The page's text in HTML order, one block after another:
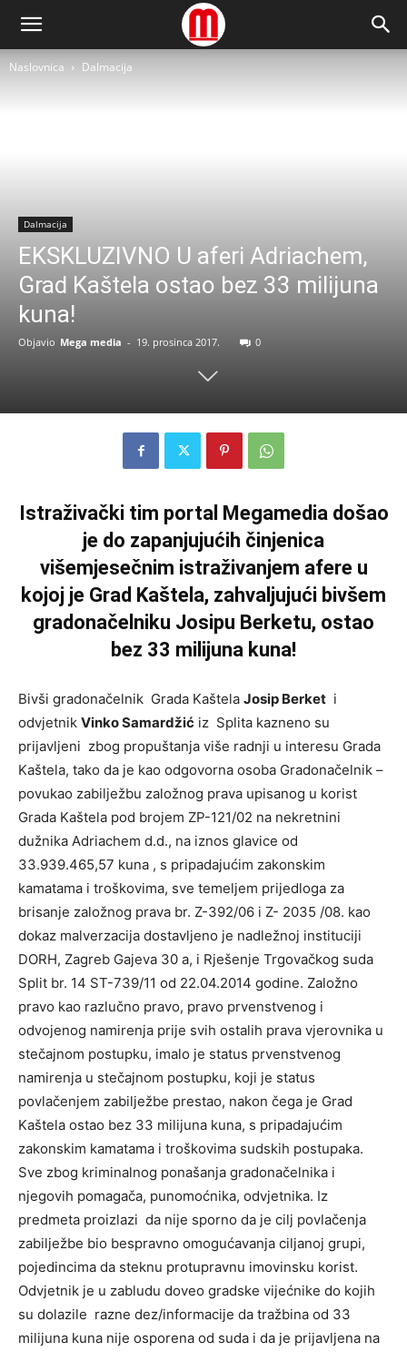
Naslovnica Dalmacija
Dalmacija
EKSKLUZIVNO U aferi Adriachem,
Grad Kaštela ostao bez 33 milijuna
kuna!
Objavio Mega media - 19. prosinca 2017. 0
Istraživački tim portal Megamedia došao
je do zapanjujućih činjenica
višemjesečnim istraživanjem afere u
kojoj je Grad Kaštela, zahvaljujući bivšem
gradonačelniku Josipu Berketu, ostao
bez 33 milijuna kuna!
Bivši gradonačelnik Grada Kaštela Josip Berket i
odvjetnik Vinko Samardžić iz Splita kazneno su
prijavljeni zbog propuštanja više radnji u interesu Grada
Kaštela, tako da je kao odgovorna osoba Gradonačelnik –
povukao zabilježbu založnog prava upisanog u korist
Grada Kaštela pod brojem ZP-121/02 na nekretnini
dužnika Adriachem d.d., na iznos glavice od
33.939.465,57 kuna , s pripadajućim zakonskim
kamatama i troškovima, sve temeljem prijedloga za
brisanje založnog prava br. Z-392/06 i Z- 2035 /08. kao
dokaz malverzacija dostavljeno je nadležnoj instituciji
DORH, Zagreb Gajeva 30 a, i Rješenje Trgovačkog suda
Split br. 14 ST-739/11 od 22.04.2014 godine. Založno
pravo kao razlučno pravo, pravo prvenstvenog i
odvojenog namirenja prije svih ostalih prava vjerovnika u
stečajnom postupku, imalo je status prvenstvenog
namirenja u stečajnom postupku, koji je status
povlačenjem zabilježbe prestao, nakon čega je Grad
Kaštela ostao bez 33 milijuna kuna, s pripadajućim
zakonskim kamatama i troškovima sudskih postupaka.
Sve zbog kriminalnog ponašanja gradonačelnika i
njegovih pomagača, punomoćnika, odvjetnika. Iz
predmeta proizlazi da nije sporno da je cilj povlačenja
zabilježbe bio bespravno omogućavanja ciljanoj grupi,
pojedincima da steknu protupravnu imovinsku korist.
Odvjetnik je u zabludu doveo gradske vijećnike do kojih
su dolazile razne dez/informacije da tražbina od 33
milijuna kuna nije osporena od suda i da je prijavljena na